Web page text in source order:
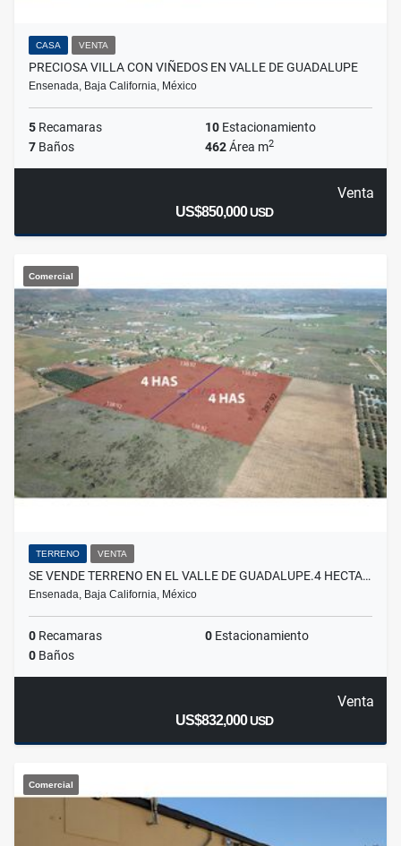
CASA VENTA
PRECIOSA VILLA CON VIÑEDOS EN VALLE DE GUADALUPE
Ensenada, Baja California, México
5 Recamaras 10 Estacionamiento
7 Baños 462Área m2
Venta
US$850,000USD
Comercial
TERRENO VENTA
SE VENDE TERRENO EN EL VALLE DE GUADALUPE.4 HECTA…
Ensenada, Baja California, México
0 Recamaras 0 Estacionamiento
0 Baños
Venta
US$832,000USD
Comercial